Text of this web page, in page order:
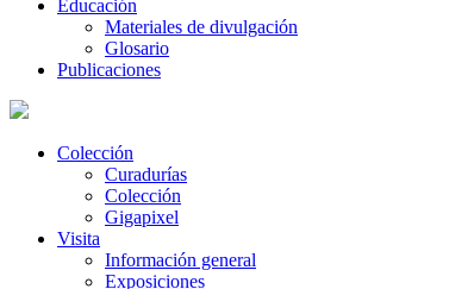
Educación
Materiales de divulgación
Glosario
Publicaciones
Colección
Curadurías
Colección
Gigapixel
Visita
Información general
Exposiciones